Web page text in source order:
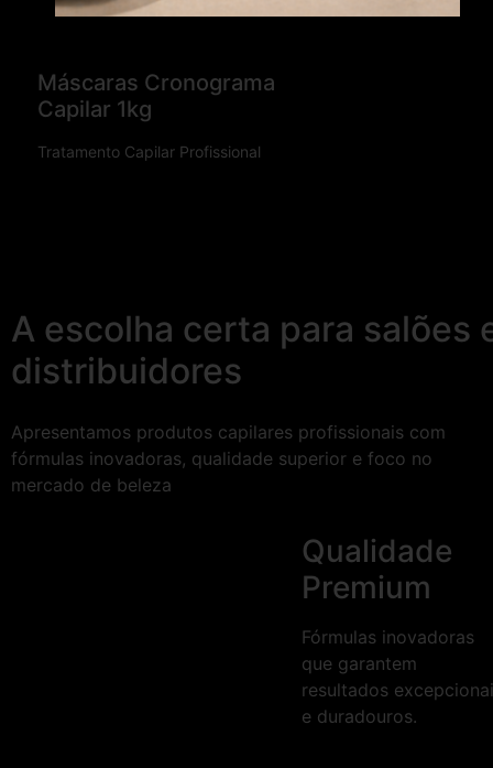
Máscaras Cronograma
Capilar 1kg
Tratamento Capilar Profissional
A escolha certa para salões
distribuidores
Apresentamos produtos capilares profissionais com
fórmulas inovadoras, qualidade superior e foco no
mercado de beleza
Qualidade
Premium
Fórmulas inovadoras
que garantem
resultados
e duradouros.